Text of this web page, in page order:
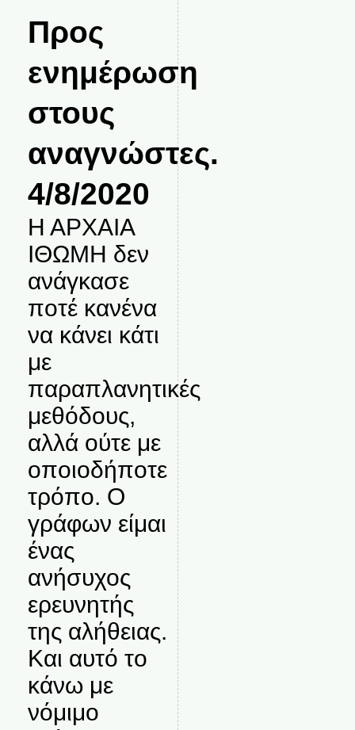
Προς
ενημέρωση
στους
αναγνώστες.
4/8/2020
Η ΑΡΧΑΙΑ
ΙΘΩΜΗ δεν
ανάγκασε
ποτέ κανένα
να κάνει κάτι
με
παραπλανητικές
μεθόδους,
αλλά ούτε με
οποιοδήποτε
τρόπο. Ο
γράφων είμαι
ένας
ανήσυχος
ερευνητής
της αλήθειας.
Και αυτό το
κάνω με
νόμιμο